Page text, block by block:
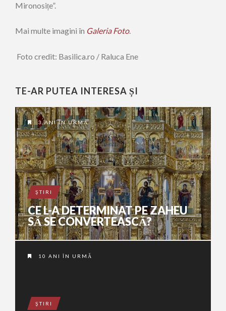
Mironosițe”.
Mai multe imagini în Galeria Foto.
Foto credit: Basilica.ro / Raluca Ene
TE-AR PUTEA INTERESA ȘI
3 ANI ÎN URMĂ
ŞTIRI
CE L-A DETERMINAT PE ZAHEU
SĂ SE CONVERTEASCĂ?
10 ANI ÎN URMĂ
ŞTIRI